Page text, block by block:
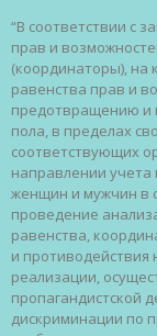
“В соответствии с
прав и
(координаторы), на
равенства прав и
предотвращению и
пола, в пределах
соответствующих
направлении
женщин и мужчин в
проведение
равенства,
и противодействия
реализации,
пропагандистской
дискриминации по